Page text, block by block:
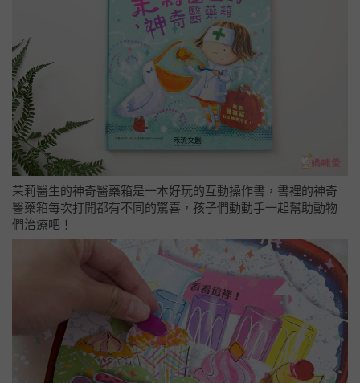
茉莉醫生的神奇醫藥箱是一本好玩的互動操作書，書裡的神奇
醫藥箱每次打開都有不同的驚喜，孩子們動動手一起幫助動物
們治療吧！